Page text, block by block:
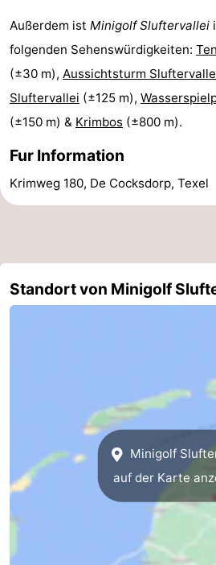
Residentie
Texel
Villapark
Vogelmient
Hotels
Zimmer
(mit
Frühstück)
Lastminutes
Strand
Sehen
tun
Museen
-
Denkmäler
-
Aussichtspunkte
Rundfahrten
-
Bauernhöfe
-
Spielplätze
-
Außerdem ist Minigolf Sluftervallei
folgenden Sehenswürdigkeiten:
(±30 m), Aussichtsturm
Sluftervallei (±125 m),
(±150 m) & Krimbos (±800 m).
Fur Information
Krimweg 180, De Cocksdorp, Texel
Standort von Minigolf
Minigolf
auf der Karte